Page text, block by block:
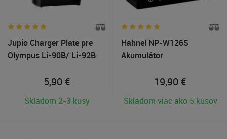
Jupio Charger Plate pre
Olympus Li-90B/ Li-92B
5,90 €
Skladom 2-3 kusy
Hahnel NP-W126S
Akumulátor
19,90 €
Skladom viac ako 5 kusov